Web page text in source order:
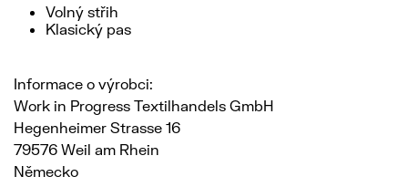
Volný střih
Klasický pas
Informace o výrobci:
Work in Progress Textilhandels GmbH
Hegenheimer Strasse 16
79576 Weil am Rhein
Německo